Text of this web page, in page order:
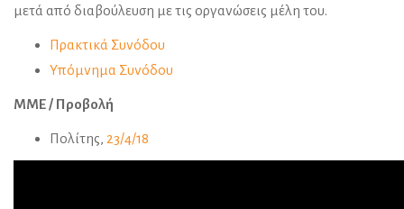
μετά από διαβούλευση με τις οργανώσεις μέλη του.
Πρακτικά Συνόδου
Υπόμνημα Συνόδου
ΜΜΕ / Προβολή
Πολίτης, 23/4/18